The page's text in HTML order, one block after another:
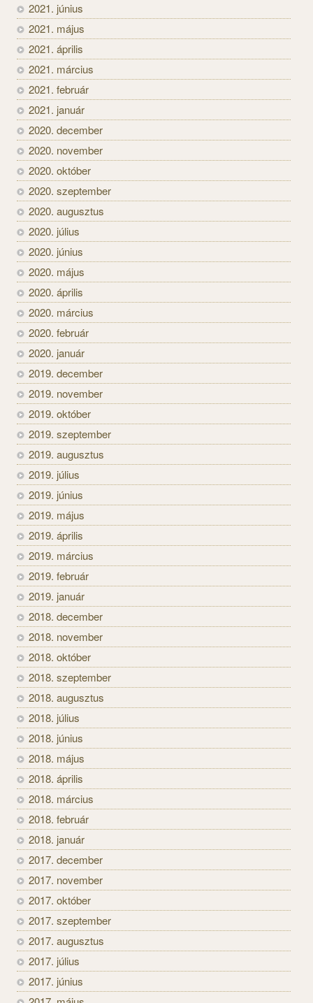
2021. június
2021. május
2021. április
2021. március
2021. február
2021. január
2020. december
2020. november
2020. október
2020. szeptember
2020. augusztus
2020. július
2020. június
2020. május
2020. április
2020. március
2020. február
2020. január
2019. december
2019. november
2019. október
2019. szeptember
2019. augusztus
2019. július
2019. június
2019. május
2019. április
2019. március
2019. február
2019. január
2018. december
2018. november
2018. október
2018. szeptember
2018. augusztus
2018. július
2018. június
2018. május
2018. április
2018. március
2018. február
2018. január
2017. december
2017. november
2017. október
2017. szeptember
2017. augusztus
2017. július
2017. június